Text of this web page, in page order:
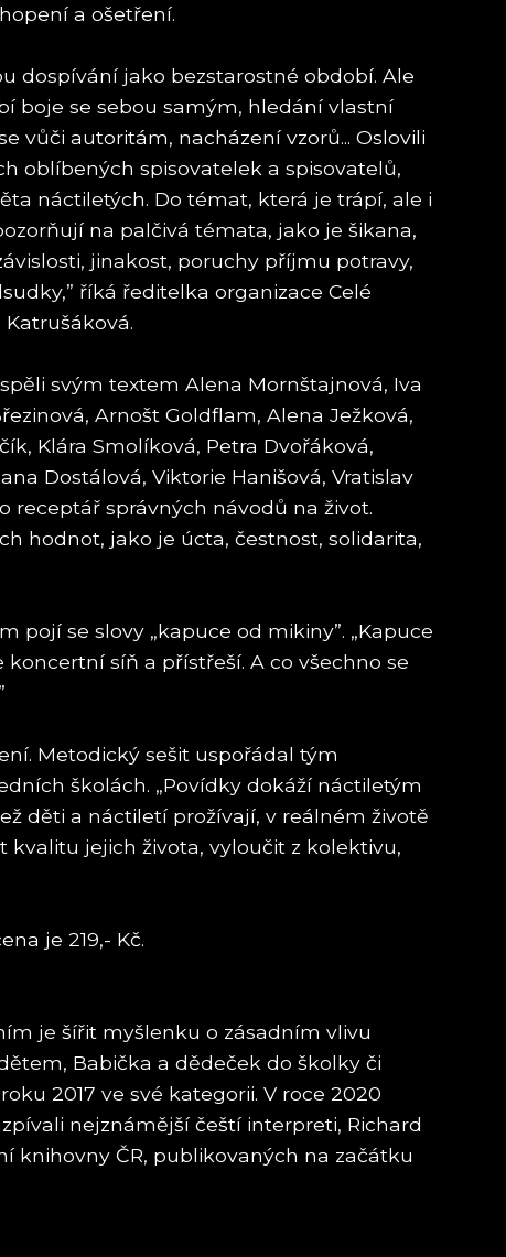
a ošetření.
dospívání jako bezstarostné období. Ale
boje se sebou samým, hledání vlastní
vůči autoritám, nacházení vzorů... Oslovili
oblíbených spisovatelek a spisovatelů,
náctiletých. Do témat, která je trápí, ale i
na palčivá témata, jako je šikana,
jinakost, poruchy příjmu potravy,
říká ředitelka organizace Celé
svým textem Alena Mornštajnová, Iva
Arnošt Goldflam, Alena Ježková,
Klára Smolíková, Petra Dvořáková,
Dostálová, Viktorie Hanišová, Vratislav
receptář správných návodů na život.
hodnot, jako je úcta, čestnost, solidarita,
se slovy „kapuce od mikiny”. „Kapuce
síň a přístřeší. A co všechno se
Metodický sešit uspořádal tým
školách. „Povídky dokáží náctiletým
děti a náctiletí prožívají, v reálném životě
jejich života, vyloučit z kolektivu,
je 219,- Kč.
je šířit myšlenku o zásadním vlivu
Babička a dědeček do školky či
2017 ve své kategorii. V roce 2020
nejznámější čeští interpreti, Richard
knihovny ČR, publikovaných na začátku